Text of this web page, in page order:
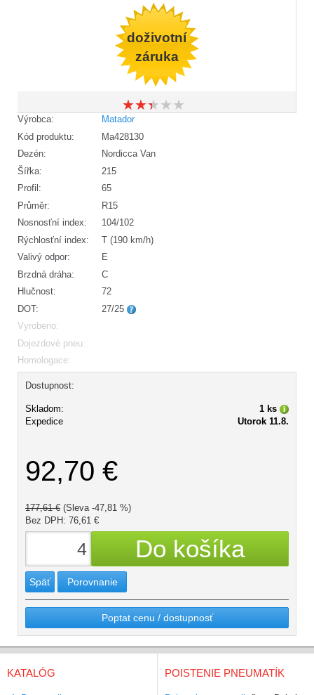
doživotní
záruka
★★★★★
★★★★★
Výrobca:
Matador
Kód produktu:
Ma428130
Dezén:
Nordicca Van
Šířka:
215
Profil:
65
Průměr:
R15
Nosnosťní index:
104/102
Rýchlosťní index:
T (190 km/h)
Valivý odpor:
E
Brzdná dráha:
C
Hlučnost:
72
DOT:
27/25
Vyrobeno:
Dojezdové pneu:
Homologace:
Dostupnost:
Skladom:
1 ks
Expedice
Utorok 11.8.
92,70 €
177,61 € (Sleva -47,81 %)
Bez DPH: 76,61 €
Späť Porovnanie
Poptat cenu / dostupnosť
KATALÓG POISTENIE PNEUMATÍK